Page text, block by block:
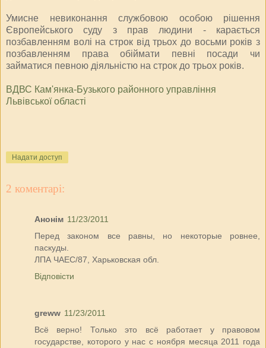
Умисне невиконання службовою особою рішення
Європейського суду з прав людини - карається
позбавленням волі на строк від трьох до восьми років з
позбавленням права обіймати певні посади чи
займатися певною діяльністю на строк до трьох років.
ВДВС Кам'янка-Бузького районного управління
Львівської області
Надати доступ
2 коментарі:
Анонім 11/23/2011
Перед законом все равны, но некоторые ровнее,
паскуды.
ЛПА ЧАЕС/87, Харьковская обл.
Відповісти
greww 11/23/2011
Всё верно! Только это всё работает у правовом
государстве, которого у нас с ноября месяца 2011 года